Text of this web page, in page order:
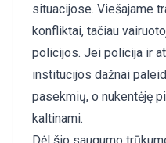
situacijose. Viešajame
konfliktai, tačiau
policijos. Jei policija ir
institucijos dažnai
pasekmių, o nukentėję
kaltinami.